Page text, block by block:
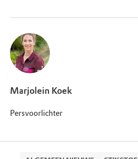
Marjolein Koek
Persvoorlichter